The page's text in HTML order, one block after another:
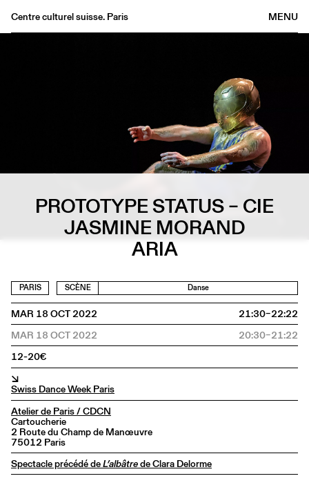
MENU
Centre culturel suisse. Paris
Informations
EN
PROTOTYPE STATUS – CIE
JASMINE MORAND
ARIA
PARIS SCÈNE Danse
MAR 18 OCT 2022
21:30–22:22
MAR 18 OCT 2022
20:30–21:22
12-20€
↘
Swiss Dance Week Paris
Atelier de Paris / CDCN
Cartoucherie
2 Route du Champ de Manœuvre
75012 Paris
Spectacle précédé deL’albâtrede Clara Delorme